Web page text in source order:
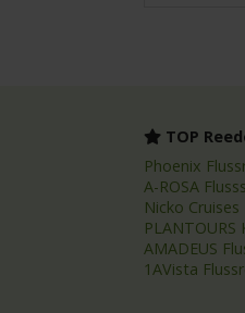
TOP
Phoenix
A-ROSA
Nicko Cruises
AMADEUS
1AVista